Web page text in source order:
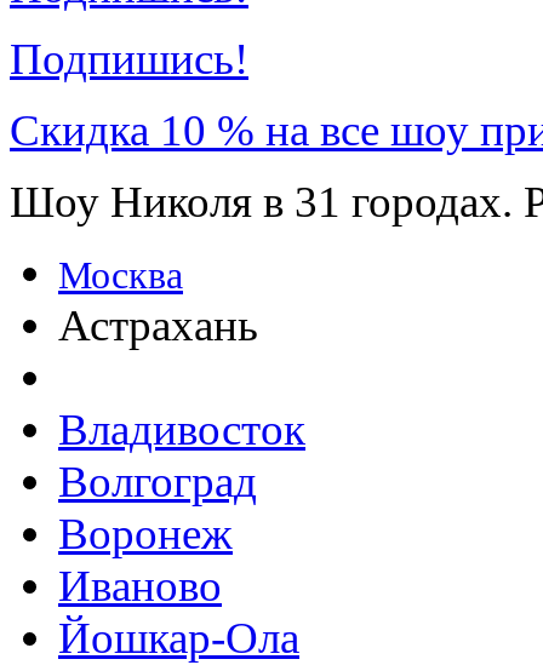
Подпишись!
Скидка 10 % на все шоу
Шоу Николя в 31 городах.
Москва
Астрахань
Владивосток
Волгоград
Воронеж
Иваново
Йошкар-Ола